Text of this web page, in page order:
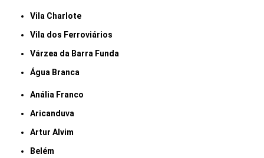
Vila Charlote
Vila dos Ferroviários
Várzea da Barra Funda
Água Branca
Anália Franco
Aricanduva
Artur Alvim
Belém